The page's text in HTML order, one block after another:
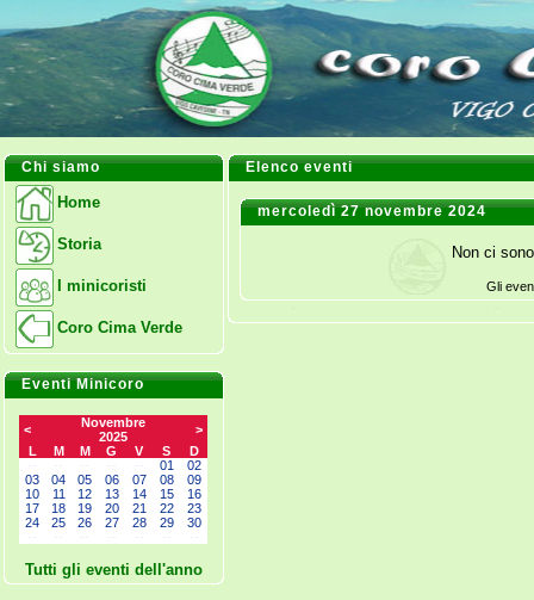
Chi siamo
Home
Storia
I minicoristi
Coro Cima Verde
Eventi Minicoro
<
Novembre
2025
>
L
M M G V S
D
01
02
03
04 05 06 07 08
09
10
11 12 13 14 15
16
17
18 19 20 21 22
23
24
25 26 27 28 29
30
Tutti gli eventi dell'anno
Elenco eventi
mercoledì 27 novembre 2024
Non ci
Gli